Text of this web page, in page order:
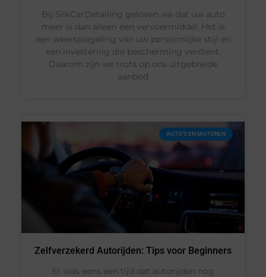
Bij SlikCarDetailing geloven we dat uw auto
meer is dan alleen een vervoermiddel. Het is
een weerspiegeling van uw persoonlijke stijl en
een investering die bescherming verdient.
Daarom zijn we trots op ons uitgebreide
aanbod
AUTO’S EN MOTOREN
Zelfverzekerd Autorijden: Tips voor Beginners
Er was eens een tijd dat autorijden nog